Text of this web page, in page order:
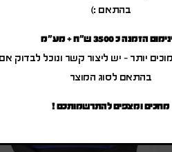
בהתאם :)
הזמנה כ 3500 ש"ח + מע"מ
יותר – יש ליצור קשר ונוכל לבדוק
בהתאם לסוג המוצר
מחכים ומצפים להתרשמותכם !